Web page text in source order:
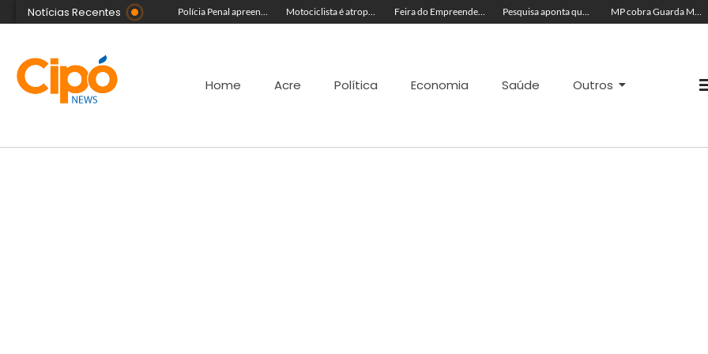
Notícias Recentes
Farmácia é arrombada e tem estoque de canetas emagrecedoras levado em Rio Branco Polícia Penal apreende adolescente após arremesso de celulares para dentro de presídio em Sena Madureira Motociclista é atropelado por carreta na Avenida São Paulo, em Cruzeiro do Sul; veja vídeo Feira do Empreendedor é iniciada no Novenário de Nossa Senhora da Glória em Cruzeiro do Sul Pesquisa aponta que apenas 36% dos moradores de Rio Branco pretendem comprar presente no Dia dos Pais MP cobra Guarda Municipal após alerta sobre avanço da criminalidade em Envira
Home Acre Política Economia Saúde Outros